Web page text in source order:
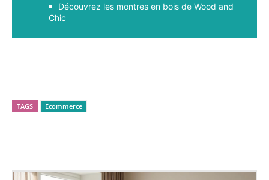
Découvrez les montres en bois de Wood and
Chic
TAGS Ecommerce